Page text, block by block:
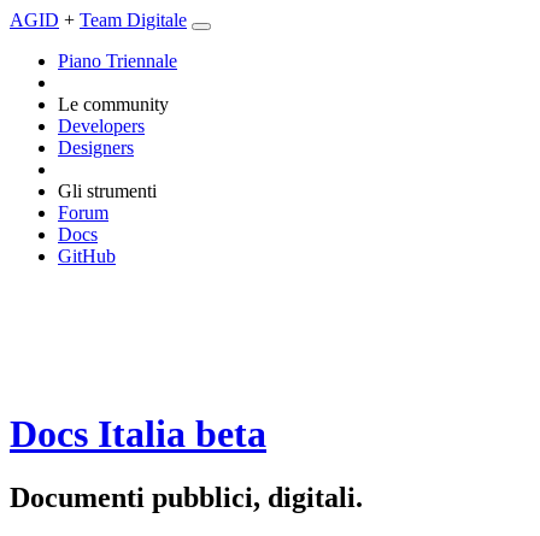
AGID + Team Digitale
Piano Triennale
Le community
Developers
Designers
Gli strumenti
Forum
Docs
GitHub
Docs Italia beta
Documenti pubblici, digitali.